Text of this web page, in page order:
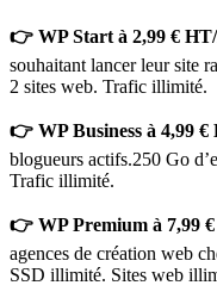
👉 WP Start à 2,99 €
souhaitant lancer leur site
2 sites web. Trafic illimité.
👉 WP Business à 4,99
blogueurs actifs.250 Go
Trafic illimité.
👉 WP Premium à 7,99
agences de création web
SSD illimité. Sites web